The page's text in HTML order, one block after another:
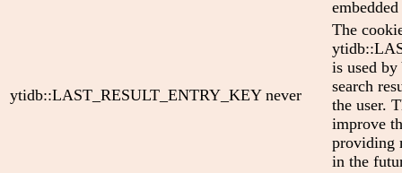
ytidb::LAST_RESULT_ENTRY_KEY never
The
is used by
search
the user.
improve
providing
in the